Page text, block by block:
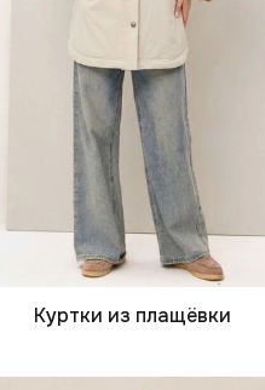
Куртки из плащёвки